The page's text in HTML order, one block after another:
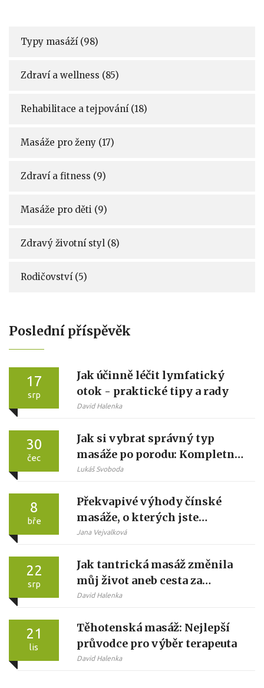
Typy masáží (98)
Zdraví a wellness (85)
Rehabilitace a tejpování (18)
Masáže pro ženy (17)
Zdraví a fitness (9)
Masáže pro děti (9)
Zdravý životní styl (8)
Rodičovství (5)
Poslední příspěvěk
17
srp
Jak účinně léčit lymfatický
otok - praktické tipy a rady
David Halenka
30
čec
Jak si vybrat správný typ
masáže po porodu: Kompletní
průvodce pro maminky
Lukáš Svoboda
8
bře
Překvapivé výhody čínské
masáže, o kterých jste
nevěděli
Jana Vejvalková
22
srp
Jak tantrická masáž změnila
můj život aneb cesta za
objevováním sebe sama
David Halenka
21
lis
Těhotenská masáž: Nejlepší
průvodce pro výběr terapeuta
David Halenka